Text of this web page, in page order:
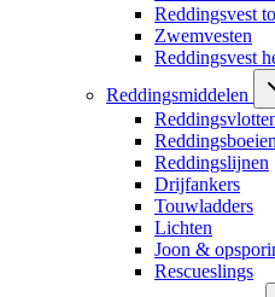
Reddingsvest
Zwemvesten
Reddingsvest
Reddingsmiddelen
Reddingsboeien
Reddingslijnen
Drijfankers
Touwladders
Lichten
Joon &
Rescueslings